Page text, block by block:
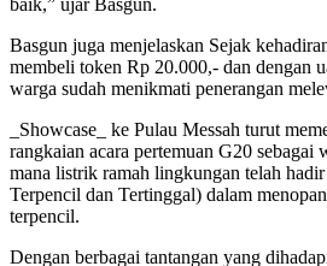
Basgun juga menjelaskan Sejak
membeli token Rp 20.000,- dan dengan
warga sudah menikmati penerangan
_Showcase_ ke Pulau Messah turut
rangkaian acara pertemuan G20 sebagai
mana listrik ramah lingkungan telah
Terpencil dan Tertinggal) dalam
terpencil.
Dengan berbagai tantangan yang